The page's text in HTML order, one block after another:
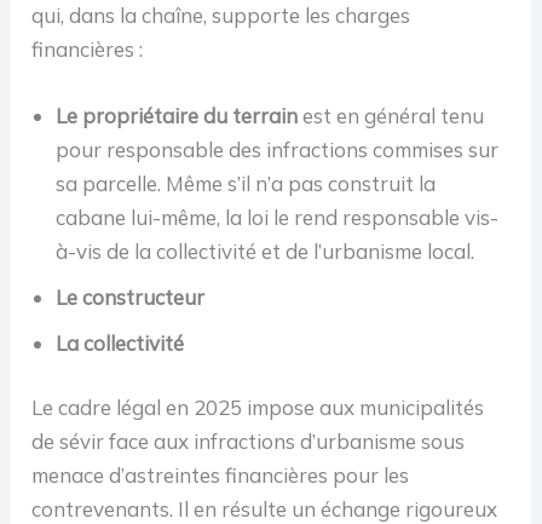
qui, dans la chaîne, supporte les charges
financières :
Le propriétaire du terrainest en général tenu
pour responsable des infractions commises sur
sa parcelle. Même s’il n’a pas construit la
cabane lui-même, la loi le rend responsable vis-
à-vis de la collectivité et de l’urbanisme local.
Le constructeur
La collectivité
Le cadre légal en 2025 impose aux municipalités
de sévir face aux infractions d’urbanisme sous
menace d’astreintes financières pour les
contrevenants. Il en résulte un échange rigoureux